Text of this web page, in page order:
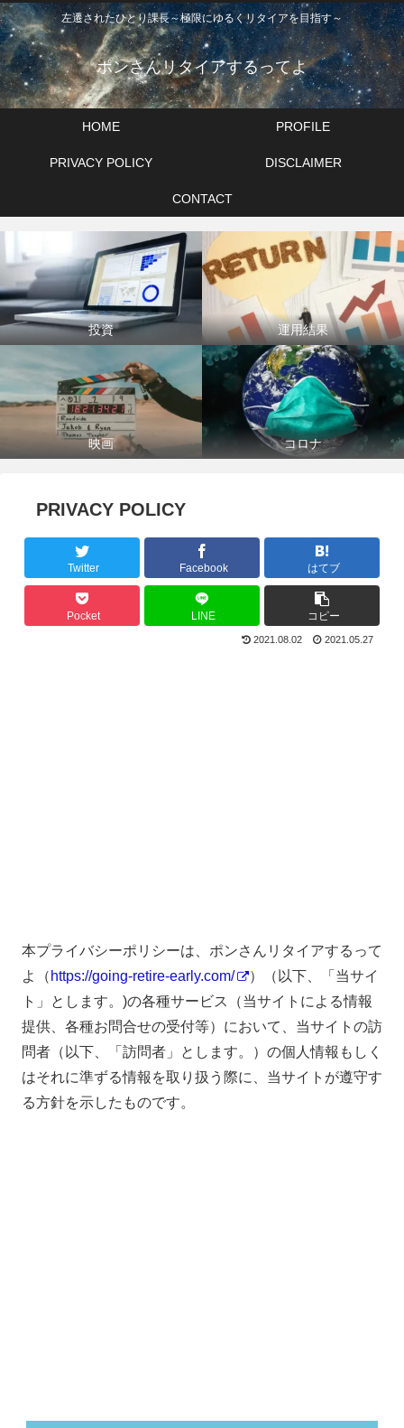
左遷されたひとり課長～極限にゆるくリタイアを目指す～
ポンさんリタイアするってよ
HOME PROFILE
PRIVACY POLICY DISCLAIMER
CONTACT
投資 運用結果
映画 コロナ
PRIVACY POLICY
Twitter Facebook はてブ
Pocket LINE コピー
2021.08.02 2021.05.27
本プライバシーポリシーは、ポンさんリタイアするって
よ（ https://going-retire-early.com/
）（以下、「当サイ
ト」とします。)の各種サービス（当サイトによる情報
提供、各種お問合せの受付等）において、当サイトの訪
問者（以下、「訪問者」とします。）の個人情報もしく
はそれに準ずる情報を取り扱う際に、当サイトが遵守す
る方針を示したものです。